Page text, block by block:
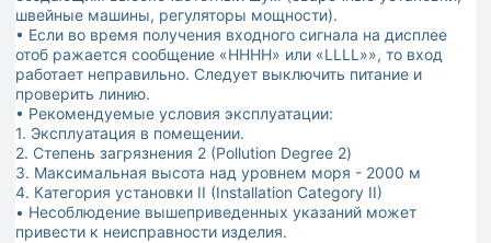
швейные машины, регуляторы мощности).
• Если во время получения входного сигнала на дисплее
отоб ражается сообщение «HHHH» или «LLLL»», то вход
работает неправильно. Следует выключить питание и
проверить линию.
• Рекомендуемые условия эксплуатации:
1. Эксплуатация в помещении.
2. Степень загрязнения 2 (Pollution Degree 2)
3. Максимальная высота над уровнем моря - 2000 м
4. Категория установки II (Installation Category II)
• Несоблюдение вышеприведенных указаний может
привести к неисправности изделия.